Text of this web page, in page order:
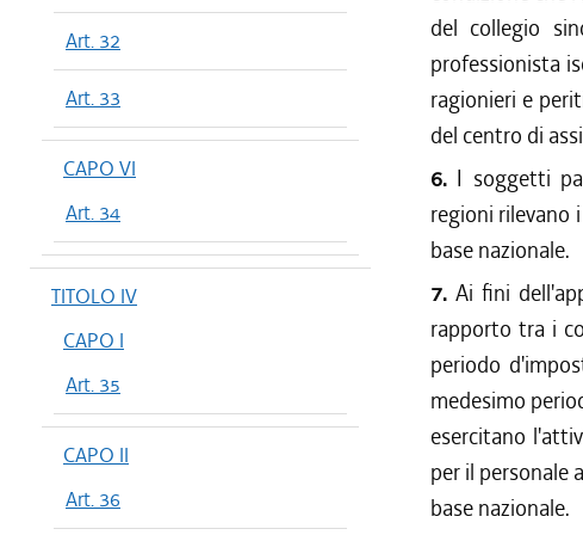
Art. 32
Art. 33
CAPO VI
Art. 34
TITOLO IV
CAPO I
Art. 35
CAPO II
Art. 36
del collegio
professionista
ragionieri e
del centro di
6. I soggetti
regioni rilevano
base nazionale.
7. Ai fini
rapporto tra i
periodo
medesimo
esercitano
per il personale
base nazionale.